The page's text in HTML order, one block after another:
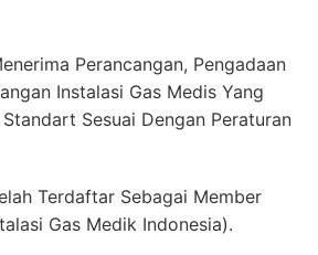
Perancangan, Pengadaan
Instalasi Gas Medis Yang
Sesuai Dengan Peraturan
Terdaftar Sebagai Member
Gas Medik Indonesia).